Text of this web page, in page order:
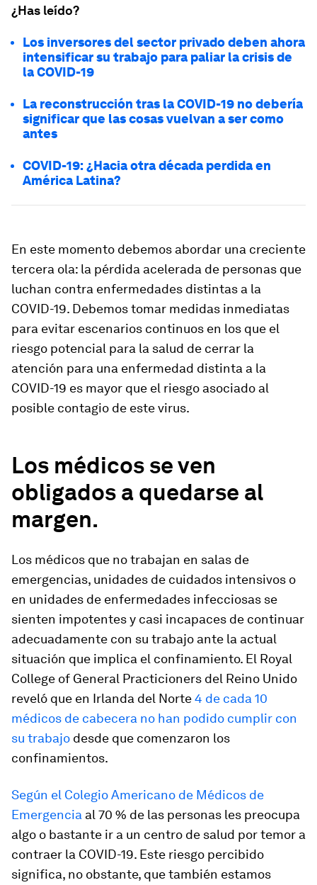
¿Has leído?
Los inversores del sector privado deben ahora
intensificar su trabajo para paliar la crisis de
la COVID-19
La reconstrucción tras la COVID-19 no debería
significar que las cosas vuelvan a ser como
antes
COVID-19: ¿Hacia otra década perdida en
América Latina?
En este momento debemos abordar una creciente
tercera ola: la pérdida acelerada de personas que
luchan contra enfermedades distintas a la
COVID-19. Debemos tomar medidas inmediatas
para evitar escenarios continuos en los que el
riesgo potencial para la salud de cerrar la
atención para una enfermedad distinta a la
COVID-19 es mayor que el riesgo asociado al
posible contagio de este virus.
Los médicos se ven
obligados a quedarse al
margen.
Los médicos que no trabajan en salas de
emergencias, unidades de cuidados intensivos o
en unidades de enfermedades infecciosas se
sienten impotentes y casi incapaces de continuar
adecuadamente con su trabajo ante la actual
situación que implica el confinamiento. El Royal
College of General Practicioners del Reino Unido
reveló que en Irlanda del Norte4 de cada 10
médicos de cabecera no han podido cumplir con
su trabajo desde que comenzaron los
confinamientos.
Según el Colegio Americano de Médicos de
Emergencia al 70 % de las personas les preocupa
algo o bastante ir a un centro de salud por temor a
contraer la COVID-19. Este riesgo percibido
significa, no obstante, que también estamos